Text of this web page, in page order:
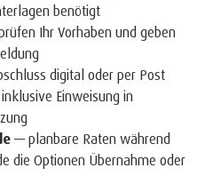
benötigt
Ihr Vorhaben und geben
digital oder per Post
Einweisung in
— planbare Raten während
die Optionen Übernahme oder